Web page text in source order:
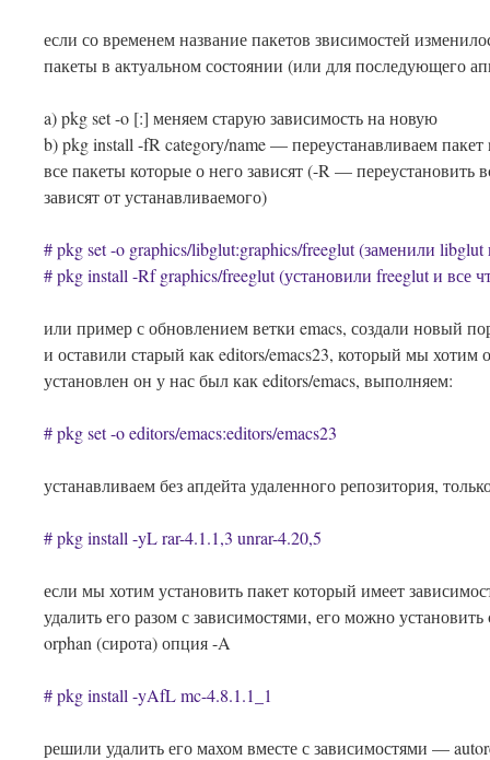
если со временем название пакетов звисимостей
пакеты в актуальном состоянии (или для последующего
a) pkg set -o [:] меняем старую зависимость на новую
b) pkg install -fR category/name — переустанавливаем пакет
все пакеты которые о него зависят (-R — переустановить
зависят от устанавливаемого)
# pkg set -o graphics/libglut:graphics/freeglut (заменили libglut
# pkg install -Rf graphics/freeglut (установили freeglut и все
или пример с обновлением ветки emacs, создали новый
и оставили старый как editors/emacs23, который мы хотим
установлен он у нас был как editors/emacs, выполняем:
# pkg set -o editors/emacs:editors/emacs23
устанавливаем без апдейта удаленного репозитория,
# pkg install -yL rar-4.1.1,3 unrar-4.20,5
если мы хотим установить пакет который имеет
удалить его разом с зависимостями, его можно
orphan (сирота) опция -A
# pkg install -yAfL mc-4.8.1.1_1
решили удалить его махом вместе с зависимостями —